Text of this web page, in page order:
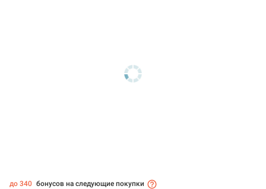
до 340 бонусов на следующие покупки